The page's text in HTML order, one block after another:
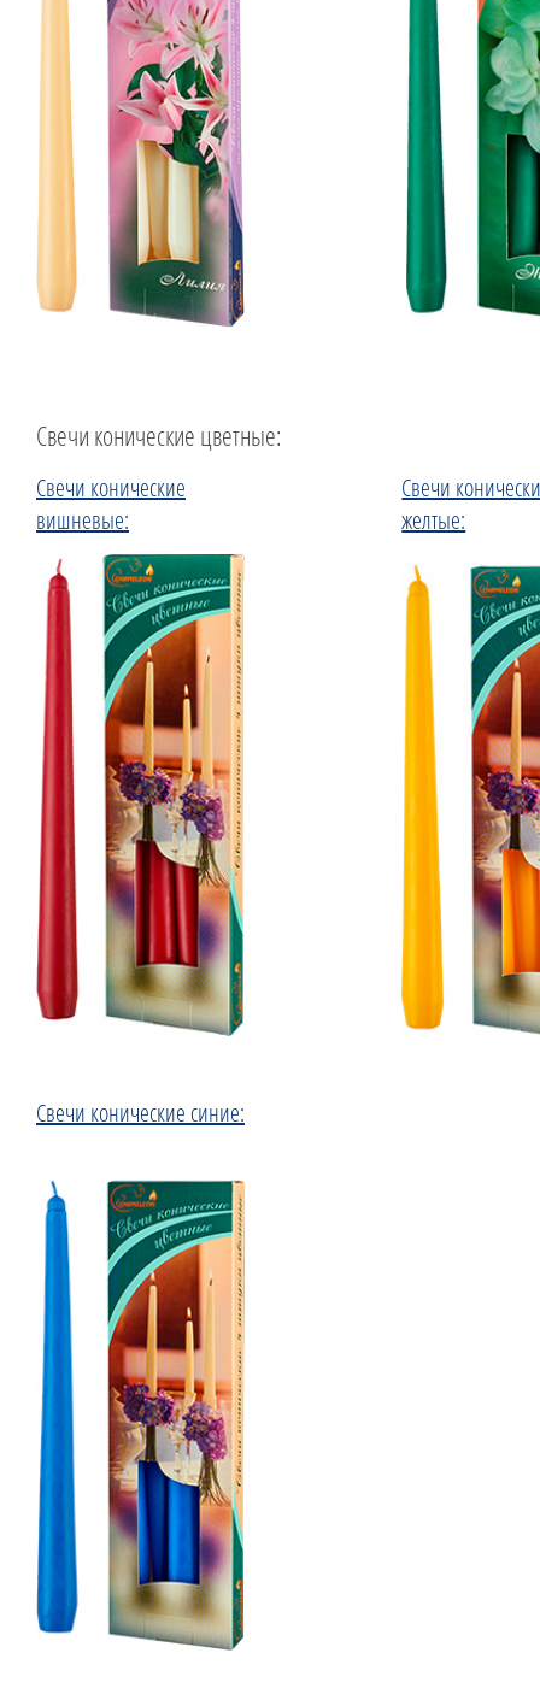
Свечи конические цветные:
Свечи конические
вишневые:
Свечи
желтые:
Свечи конические синие: